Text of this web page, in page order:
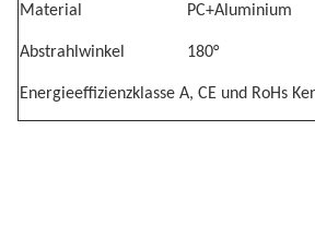
Material PC+Aluminium
Abstrahlwinkel 180°
Energieeffizienzklasse A, CE und RoHs